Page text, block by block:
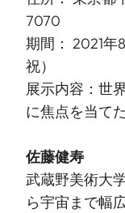
7070
期間： 2021年
祝）
展示内容：世
に焦点を当て
佐藤健寿
武蔵野美術大
ら宇宙まで幅